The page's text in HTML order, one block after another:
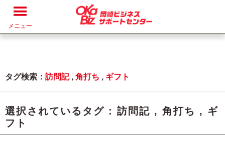
メニュー
タグ検索： 訪問記, 角打ち , ギフト
選択されているタグ : 訪問記 , 角打ち , ギ
フト